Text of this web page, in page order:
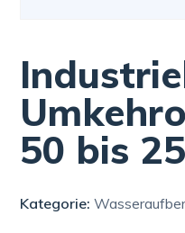
50 bis
Kategorie: